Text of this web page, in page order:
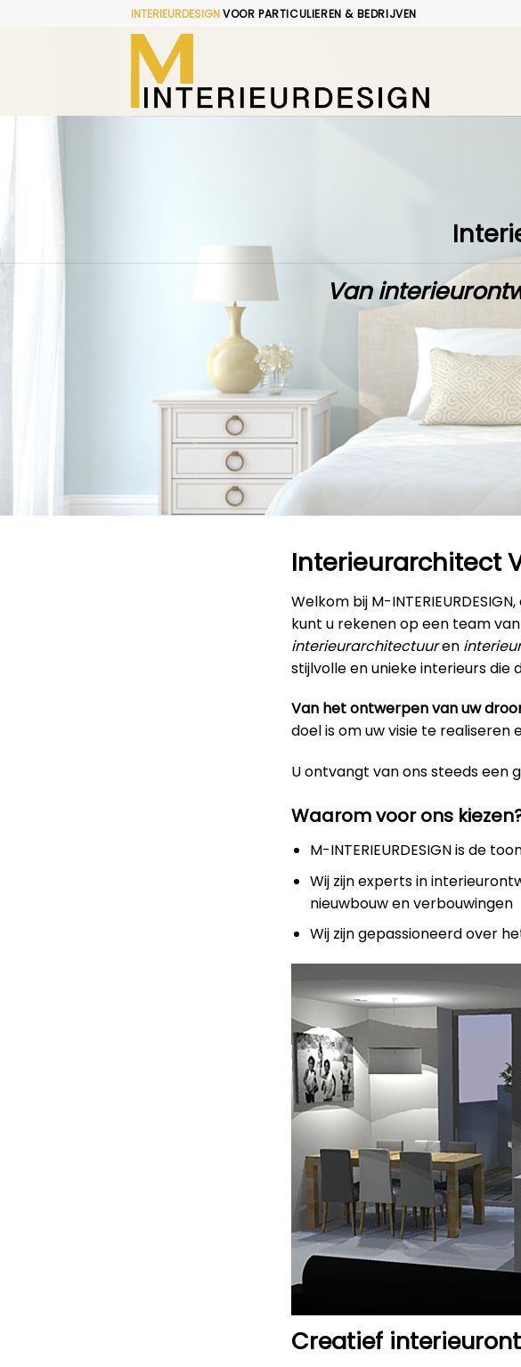
INTERIEURDESIGNVOOR PARTICULIEREN & BEDRIJVEN
Van
Interieurarchitect
Welkom bij M-
kunt u rekenen op een team
interieurarchitectuuren
stijlvolle en unieke interieurs
Van het ontwerpen van uw
doel is om uw visie te
U ontvangt van ons steeds een
Waarom voor ons
M-INTERIEURDESIGN is de
Wij zijn experts in
nieuwbouw en verbouwingen
Wij zijn gepassioneerd over
Creatief